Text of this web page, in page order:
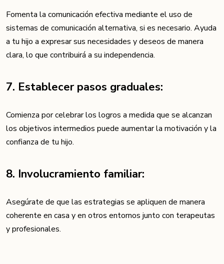
Fomenta la comunicación efectiva mediante el uso de
sistemas de comunicación alternativa, si es necesario. Ayuda
a tu hijo a expresar sus necesidades y deseos de manera
clara, lo que contribuirá a su independencia.
7. Establecer pasos graduales:
Comienza por celebrar los logros a medida que se alcanzan
los objetivos intermedios puede aumentar la motivación y la
confianza de tu hijo.
8. Involucramiento familiar:
Asegúrate de que las estrategias se apliquen de manera
coherente en casa y en otros entornos junto con terapeutas
y profesionales.